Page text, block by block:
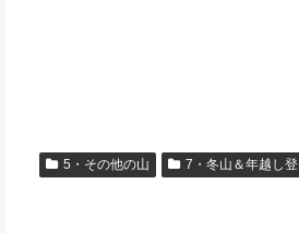
5・その他の山 7・冬山＆年越し